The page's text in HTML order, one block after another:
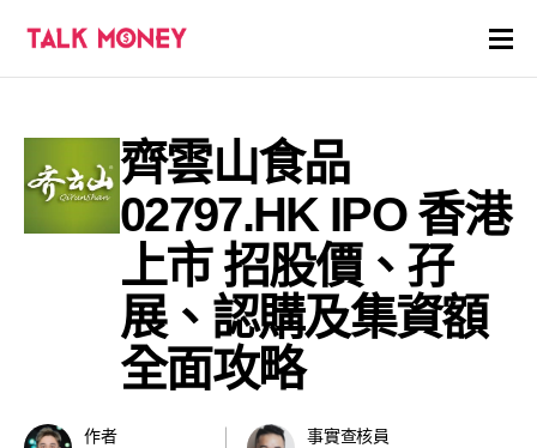
證券商評價
各種投資產品戶口
虛擬貨幣
齊雲山食品
02797.HK IPO 香港
上市 招股價、孖
展、認購及集資額
全面攻略
作者
事實查核員